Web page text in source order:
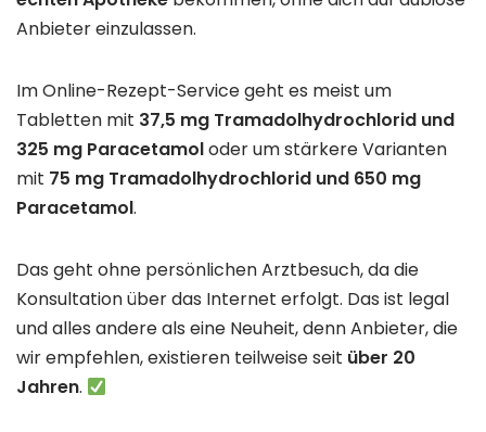
Anbieter einzulassen.
Im Online-Rezept-Service geht es meist um
Tabletten mit 37,5 mg Tramadolhydrochlorid und
325 mg Paracetamoloder um stärkere Varianten
mit 75 mg Tramadolhydrochlorid und 650 mg
Paracetamol.
Das geht ohne persönlichen Arztbesuch, da die
Konsultation über das Internet erfolgt. Das ist legal
und alles andere als eine Neuheit, denn Anbieter, die
wir empfehlen, existieren teilweise seit über 20
Jahren.